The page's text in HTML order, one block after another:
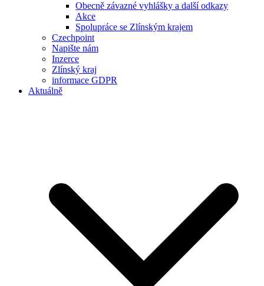
Obecně závazné vyhlášky a další odkazy
Akce
Spolupráce se Zlínským krajem
Czechpoint
Napište nám
Inzerce
Zlínský kraj
informace GDPR
Aktuálně